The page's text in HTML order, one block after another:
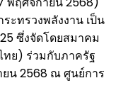
ะทรวงพลังงาน เป็น
ซึ่งจัดโดยสมาคม
ทย) ร่วมกับภาครัฐ
ยน 2568 ณ ศูนย์การ